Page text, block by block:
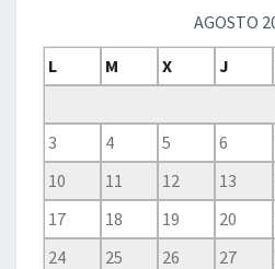
AGOSTO
L
M X J
3
4 5 6
10
11 12 13
17
18 19 20
24
25 26 27